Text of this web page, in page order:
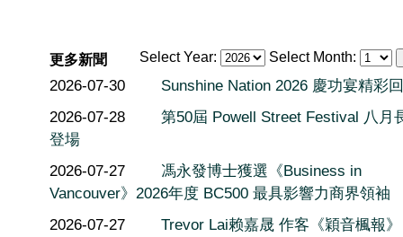
Select Year: Select Month:
更多新聞
2026-07-30
Sunshine Nation 2026 慶功宴精彩
2026-07-28
第50屆 Powell Street Festival 八月
登場
2026-07-27
馮永發博士獲選《Business in
Vancouver》2026年度 BC500 最具影響力商界領袖
2026-07-27
Trevor Lai赖嘉晟 作客《穎音楓報